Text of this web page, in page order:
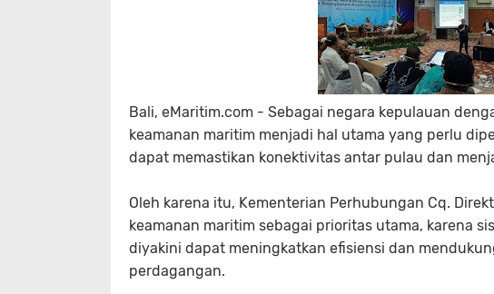
Bali, eMaritim.com - Sebagai negara kepulauan
keamanan maritim menjadi hal utama yang perlu
dapat memastikan konektivitas antar pulau dan
Oleh karena itu, Kementerian Perhubungan Cq.
keamanan maritim sebagai prioritas utama, karena
diyakini dapat meningkatkan efisiensi dan
perdagangan.